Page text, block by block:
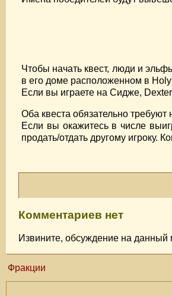
Чтобы начать квест, люди и
в его доме расположенном в
Если вы играете на Сидже,
Оба квеста обязательно
Если вы окажитесь в числе
продать/отдать другому игроку.
Комментариев нет
Извините, обсуждение на данный
Фракции